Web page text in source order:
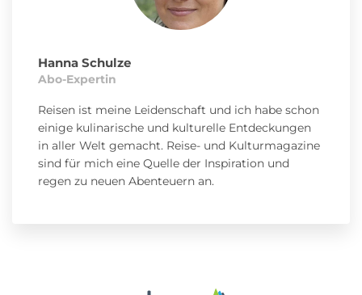
Hanna Schulze
Abo-Expertin
Reisen ist meine Leidenschaft und ich habe schon
einige kulinarische und kulturelle Entdeckungen
in aller Welt gemacht. Reise- und Kulturmagazine
sind für mich eine Quelle der Inspiration und
regen zu neuen Abenteuern an.